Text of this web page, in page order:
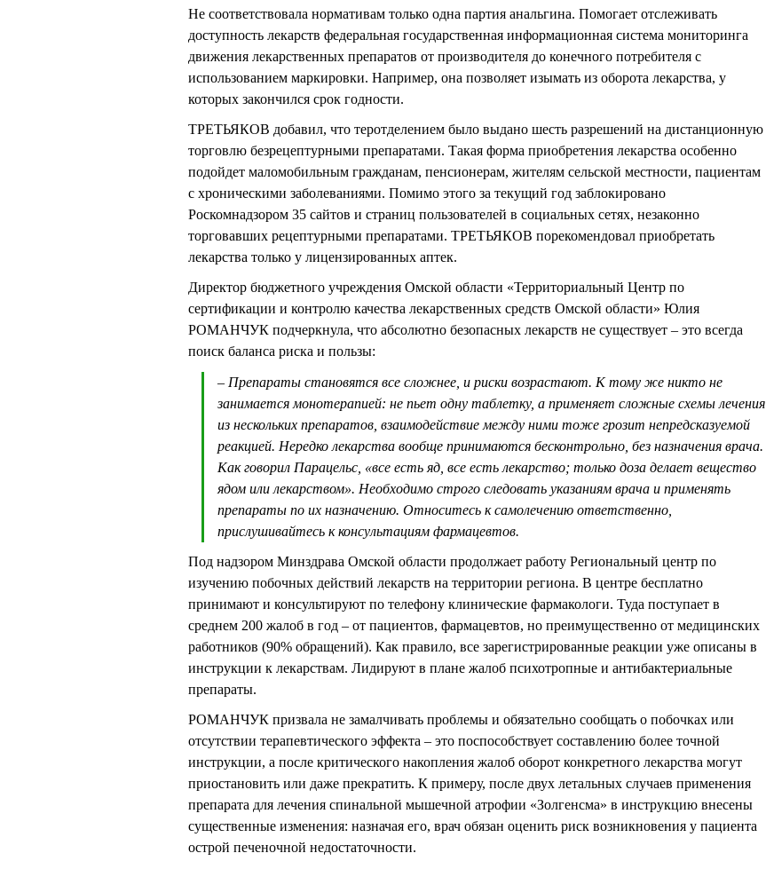
Не соответствовала нормативам только одна партия анальгина. Помогает отслеживать
доступность лекарств федеральная государственная информационная система мониторинга
движения лекарственных препаратов от производителя до конечного потребителя с
использованием маркировки. Например, она позволяет изымать из оборота лекарства, у
которых закончился срок годности.
ТРЕТЬЯКОВ добавил, что теротделением было выдано шесть разрешений на дистанционную
торговлю безрецептурными препаратами. Такая форма приобретения лекарства особенно
подойдет маломобильным гражданам, пенсионерам, жителям сельской местности, пациентам
с хроническими заболеваниями. Помимо этого за текущий год заблокировано
Роскомнадзором 35 сайтов и страниц пользователей в социальных сетях, незаконно
торговавших рецептурными препаратами. ТРЕТЬЯКОВ порекомендовал приобретать
лекарства только у лицензированных аптек.
Директор бюджетного учреждения Омской области «Территориальный Центр по
сертификации и контролю качества лекарственных средств Омской области» Юлия
РОМАНЧУК подчеркнула, что абсолютно безопасных лекарств не существует – это всегда
поиск баланса риска и пользы:
– Препараты становятся все сложнее, и риски возрастают. К тому же никто не
занимается монотерапией: не пьет одну таблетку, а применяет сложные схемы лечения
из нескольких препаратов, взаимодействие между ними тоже грозит непредсказуемой
реакцией. Нередко лекарства вообще принимаются бесконтрольно, без назначения врача.
Как говорил Парацельс, «все есть яд, все есть лекарство; только доза делает вещество
ядом или лекарством». Необходимо строго следовать указаниям врача и применять
препараты по их назначению. Относитесь к самолечению ответственно,
прислушивайтесь к консультациям фармацевтов.
Под надзором Минздрава Омской области продолжает работу Региональный центр по
изучению побочных действий лекарств на территории региона. В центре бесплатно
принимают и консультируют по телефону клинические фармакологи. Туда поступает в
среднем 200 жалоб в год – от пациентов, фармацевтов, но преимущественно от медицинских
работников (90% обращений). Как правило, все зарегистрированные реакции уже описаны в
инструкции к лекарствам. Лидируют в плане жалоб психотропные и антибактериальные
препараты.
РОМАНЧУК призвала не замалчивать проблемы и обязательно сообщать о побочках или
отсутствии терапевтического эффекта – это поспособствует составлению более точной
инструкции, а после критического накопления жалоб оборот конкретного лекарства могут
приостановить или даже прекратить. К примеру, после двух летальных случаев применения
препарата для лечения спинальной мышечной атрофии «Золгенсма» в инструкцию внесены
существенные изменения: назначая его, врач обязан оценить риск возникновения у пациента
острой печеночной недостаточности.